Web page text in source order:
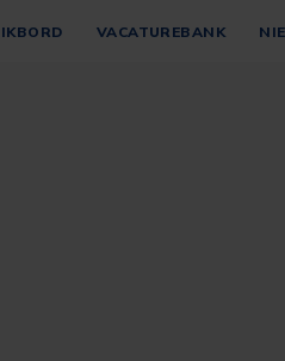
VACATUREBANK